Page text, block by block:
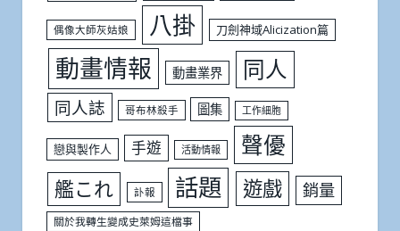
偶像大師灰姑娘 八掛 刀劍神域Alicization篇
動畫情報 動畫業界 同人
同人誌 哥布林殺手 圖集 工作細胞
戀與製作人 手遊 活動情報 聲優
艦これ 訃報 話題 遊戲 銷量
關於我轉生變成史萊姆這檔事